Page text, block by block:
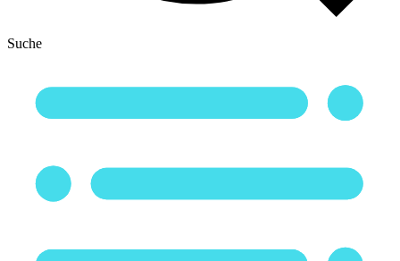
Suche